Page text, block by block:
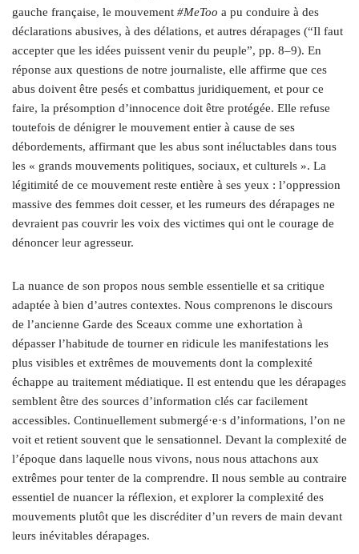
gauche française, le mouvement #MeToo a pu conduire à des
déclarations abusives, à des délations, et autres dérapages (“Il faut
accepter que les idées puissent venir du peuple”, pp. 8–9). En
réponse aux questions de notre journaliste, elle affirme que ces
abus doivent être pesés et combattus juridiquement, et pour ce
faire, la présomption d’innocence doit être protégée. Elle refuse
toutefois de dénigrer le mouvement entier à cause de ses
débordements, affirmant que les abus sont inéluctables dans tous
les « grands mouvements politiques, sociaux, et culturels ». La
légitimité de ce mouvement reste entière à ses yeux : l’oppression
massive des femmes doit cesser, et les rumeurs des dérapages ne
devraient pas couvrir les voix des victimes qui ont le courage de
dénoncer leur agresseur.
La nuance de son propos nous semble essentielle et sa critique
adaptée à bien d’autres contextes. Nous comprenons le discours
de l’ancienne Garde des Sceaux comme une exhortation à
dépasser l’habitude de tourner en ridicule les manifestations les
plus visibles et extrêmes de mouvements dont la complexité
échappe au traitement médiatique. Il est entendu que les dérapages
semblent être des sources d’information clés car facilement
accessibles. Continuellement submergé·e·s d’informations, l’on ne
voit et retient souvent que le sensationnel. Devant la complexité de
l’époque dans laquelle nous vivons, nous nous attachons aux
extrêmes pour tenter de la comprendre. Il nous semble au contraire
essentiel de nuancer la réflexion, et explorer la complexité des
mouvements plutôt que les discréditer d’un revers de main devant
leurs inévitables dérapages.